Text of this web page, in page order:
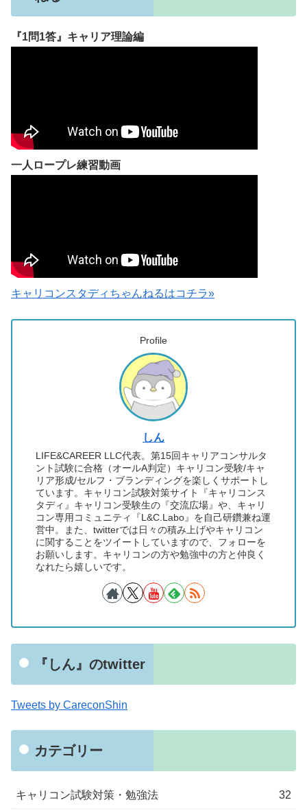
『1問1答』キャリア理論編
一人ロープレ練習動画
キャリコンスタディちゃんねるはコチラ»
Profile
しん
LIFE&CAREER LLC代表。第15回キャリアコンサルタ
ント試験に合格（オールA判定）キャリコン受験/キャ
リア形成/セルフ・ブランディングを楽しくサポートし
ています。キャリコン試験対策サイト『キャリコンス
タディ』キャリコン受験生の『交流広場』や、キャリ
コン専用コミュニティ『L&C.Labo』を自己研鑽兼ね運
営中。また、twitterでは日々の積み上げやキャリコン
に関することをツイートしていますので、フォローを
お願いします。キャリコンの方や勉強中の方と仲良く
なれたら嬉しいです。
『しん』のtwitter
Tweets by CareconShin
カテゴリー
キャリコン試験対策・勉強法 32